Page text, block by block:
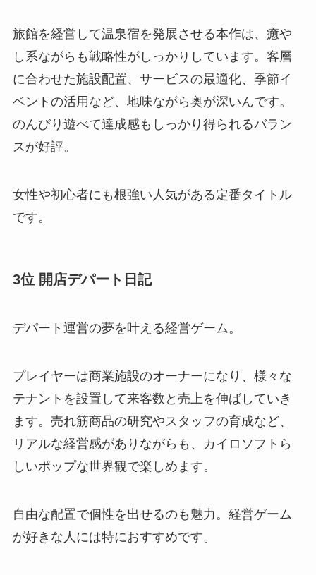
旅館を経営して温泉宿を発展させる本作は、癒や
し系ながらも戦略性がしっかりしています。客層
に合わせた施設配置、サービスの最適化、季節イ
ベントの活用など、地味ながら奥が深いんです。
のんびり遊べて達成感もしっかり得られるバラン
スが好評。
女性や初心者にも根強い人気がある定番タイトル
です。
3位 開店デパート日記
デパート運営の夢を叶える経営ゲーム。
プレイヤーは商業施設のオーナーになり、様々な
テナントを設置して来客数と売上を伸ばしていき
ます。売れ筋商品の研究やスタッフの育成など、
リアルな経営感がありながらも、カイロソフトら
しいポップな世界観で楽しめます。
自由な配置で個性を出せるのも魅力。経営ゲーム
が好きな人には特におすすめです。